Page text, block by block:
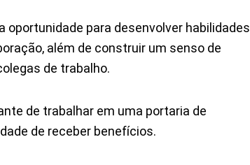
oportunidade para desenvolver habilidades
além de construir um senso de
de trabalho.
de trabalhar em uma portaria de
de receber benefícios.